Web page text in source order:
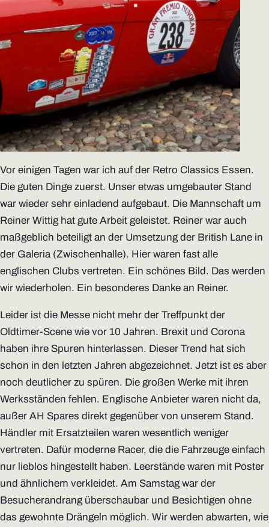
Vor einigen Tagen war ich auf der Retro Classics Essen.
Die guten Dinge zuerst. Unser etwas umgebauter Stand
war wieder sehr einladend aufgebaut. Die Mannschaft um
Reiner Wittig hat gute Arbeit geleistet. Reiner war auch
maßgeblich beteiligt an der Umsetzung der British Lane in
der Galeria (Zwischenhalle). Hier waren fast alle
englischen Clubs vertreten. Ein schönes Bild. Das werden
wir wiederholen. Ein besonderes Danke an Reiner.
Leider ist die Messe nicht mehr der Treffpunkt der
Oldtimer-Scene wie vor 10 Jahren. Brexit und Corona
haben ihre Spuren hinterlassen. Dieser Trend hat sich
schon in den letzten Jahren abgezeichnet. Jetzt ist es aber
noch deutlicher zu spüren. Die großen Werke mit ihren
Werksständen fehlen. Englische Anbieter waren nicht da,
außer AH Spares direkt gegenüber von unserem Stand.
Händler mit Ersatzteilen waren wesentlich weniger
vertreten. Dafür moderne Racer, die die Fahrzeuge einfach
nur lieblos hingestellt haben. Leerstände waren mit Poster
und ähnlichem verkleidet. Am Samstag war der
Besucherandrang überschaubar und Besichtigen ohne
das gewohnte Drängeln möglich. Wir werden abwarten, wie